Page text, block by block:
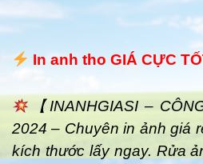
In anh tho GIÁ CỰC
【INANHGIASI –
2024 – Chuyên in ảnh giá
kích thước lấy ngay. Rửa